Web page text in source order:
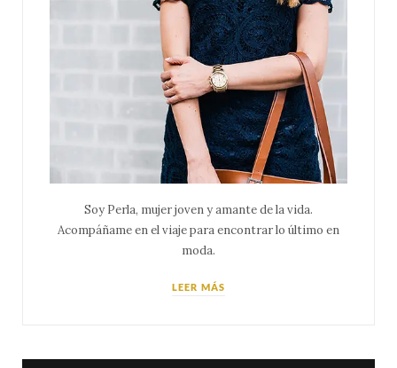
Soy Perla, mujer joven y amante de la vida.
Acompáñame en el viaje para encontrar lo último en
moda.
LEER MÁS